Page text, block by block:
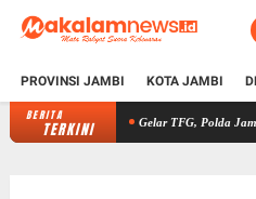
PROVINSI JAMBI KOTA JAMBI
BERITA
TERKINIGelar TFG, Polda Jambi